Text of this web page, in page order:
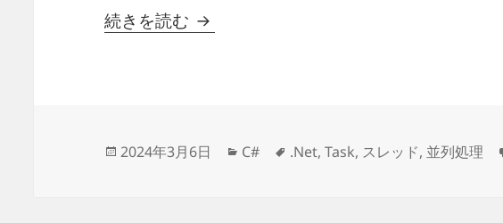
続きを読む 【.Net C#】Task をもっと手軽に使いたい
投
2024年3月6日
カ
C#
タ
.Net,Task, スレッド, 並列処理